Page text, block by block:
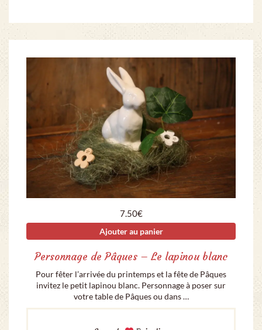
7.50€
Ajouter au panier
Personnage de Pâques – Le lapinou blanc
Pour fêter l’arrivée du printemps et la fête de Pâques
invitez le petit lapinou blanc. Personnage à poser sur
votre table de Pâques ou dans …